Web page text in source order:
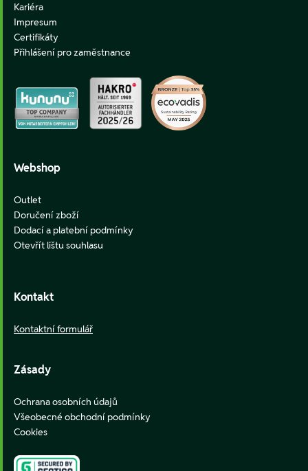
Kariéra
Impresum
Certifikáty
Přihlášení pro zaměstnance
Webshop
Outlet
Doručení zboží
Dodací a platební podmínky
Otevřít lištu souhlasu
Kontakt
Kontaktní formulář
Zásady
Ochrana osobních údajů
Všeobecné obchodní podmínky
Cookies